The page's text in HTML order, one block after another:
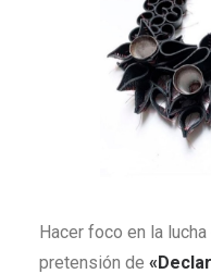
Hacer foco en la
pretensión de